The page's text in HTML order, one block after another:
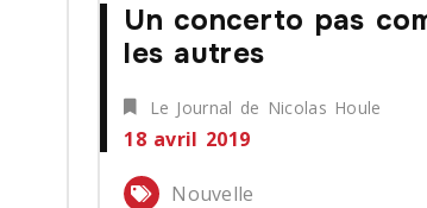
Un concerto pas
les autres
Le Journal de Nicolas Houle
18 avril 2019
Nouvelle